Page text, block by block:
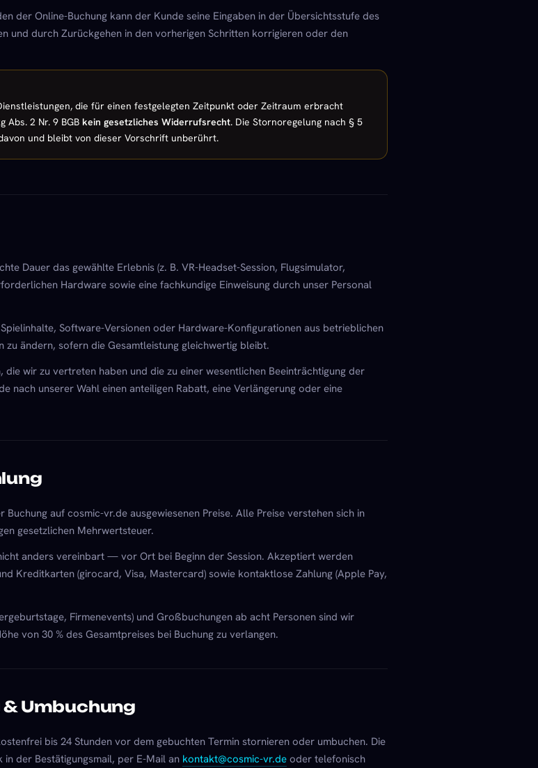
der Online-Buchung kann der Kunde seine Eingaben in der Übersichtsstufe des
und durch Zurückgehen in den vorherigen Schritten korrigieren oder den
die für einen festgelegten Zeitpunkt oder Zeitraum erbracht
Abs. 2 Nr. 9 BGB kein gesetzliches Widerrufsrecht. Die Stornoregelung nach § 5
und bleibt von dieser Vorschrift unberührt.
Dauer das gewählte Erlebnis (z. B. VR-Headset-Session, Flugsimulator,
Hardware sowie eine fachkundige Einweisung durch unser Personal
Software-Versionen oder Hardware-Konfigurationen aus betrieblichen
zu ändern, sofern die Gesamtleistung gleichwertig bleibt.
die wir zu vertreten haben und die zu einer wesentlichen Beeinträchtigung der
nach unserer Wahl einen anteiligen Rabatt, eine Verlängerung oder eine
Buchung auf cosmic-vr.de ausgewiesenen Preise. Alle Preise verstehen sich in
gesetzlichen Mehrwertsteuer.
anders vereinbart — vor Ort bei Beginn der Session. Akzeptiert werden
Kreditkarten (girocard, Visa, Mastercard) sowie kontaktlose Zahlung (Apple Pay,
Firmen­events) und Großbuchungen ab acht Personen sind wir
von 30 % des Gesamtpreises bei Buchung zu verlangen.
Umbuchung
bis 24 Stunden vor dem gebuchten Termin stornieren oder umbuchen. Die
der Bestätigungsmail, per E-Mail an kontakt@cosmic-vr.de oder telefonisch